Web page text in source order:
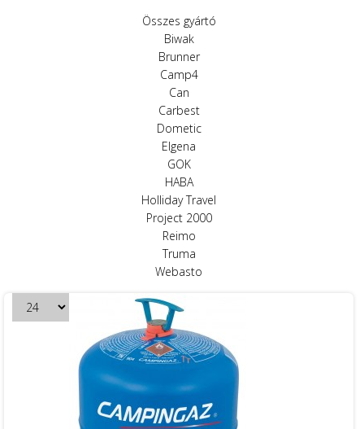
Összes gyártó
Biwak
Brunner
Camp4
Can
Carbest
Dometic
Elgena
GOK
HABA
Holliday Travel
Project 2000
Reimo
Truma
Webasto